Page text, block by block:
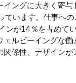
イングに大きく寄
ています。仕事へ
ンが14％を占めて
ェルビーイングな
関係性、デザイン